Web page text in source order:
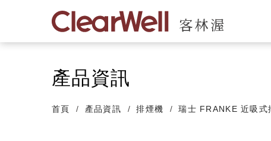
產品資訊
首頁 產品資訊 排煙機 瑞士 FRANKE 近吸